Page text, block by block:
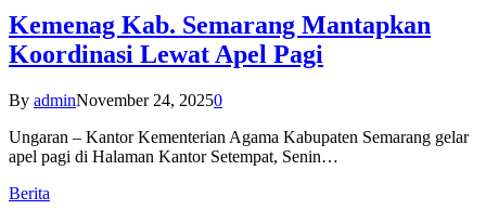
Kemenag Kab. Semarang Mantapkan
Koordinasi Lewat Apel Pagi
By adminNovember 24, 20250
Ungaran – Kantor Kementerian Agama Kabupaten Semarang gelar
apel pagi di Halaman Kantor Setempat, Senin…
Berita